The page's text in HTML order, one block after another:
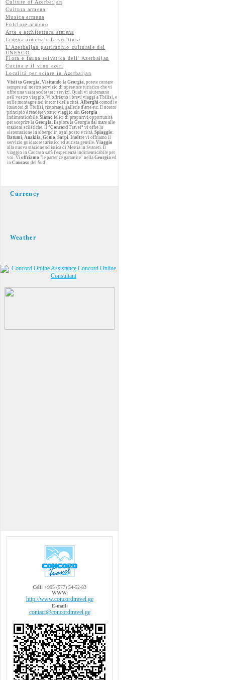
Culture of Azerbaijan
Cultura armena
Musica armena
Folclore armeno
Arte e architettura armena
Lingua armena e la scrittura
L'Azerbaijan patrimonio culturale del
UNESCO
Flora e fauna selvatica dell' Azerbaijan
Cucina e il vino azeri
Località per sciare in Azerbaijan
Visit to Georgia, Visitando la Georgia, potete contare
sempre sul nostro servizio di operatore turistico che vi
offre una vasta scelta tra i servizi. Quali vi aiuteranno
nell vostro viaggio. Vi offriamo i brevi viaggi a Tbilisi, e
sulle montagne nei intorni della città. Alberghi comodi e
lussuosi di Tbilisi, ristoranti, gallerie d'arte etc. Il nostro
principio è rendere vostro viaggio ain Georgia
indimenticabile. Siamo felici di proporrvi opportunità
per scoprire la Georgia. Esplora la Georgia dal mare alle
stazioni sciistiche. Il °Concord Travel° vi offre la
sistemazione in albergo in ogni posto e città. Spiaggie:
Batumi, Anaklia, Gonio, Sarpi. Inoltre vi offriamo il
servizio guidatore turistico ed autista gentile. Viaggio
alla nuova stazione sciistica di Mestia in Svaneti. Il
viaggio in Caucaso sarà l'esperienza indimenticabile per
voi. Vi offriamo "le partenze garantite" nella Georgia ed
in Caucaso del Sud
Currency
Weather
Cell: +995 (577) 54-52-83
WWW:
http://www.concordtravel.ge
E-mail:
contact@concordtravel.ge